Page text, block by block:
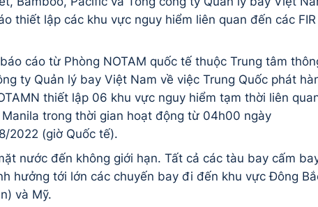
thiết lập các khu vực nguy hiểm liên quan đến các FIR
cáo từ Phòng NOTAM quốc tế thuộc Trung tâm
ty Quản lý bay Việt Nam về việc Trung Quốc phát
thiết lập 06 khu vực nguy hiểm tạm thời liên
trong thời gian hoạt động từ 04h00 ngày
2022 (giờ Quốc tế).
nước đến không giới hạn. Tất cả các tàu bay cấm
hưởng tới lớn các chuyến bay đi đến khu vực Đông
và Mỹ.